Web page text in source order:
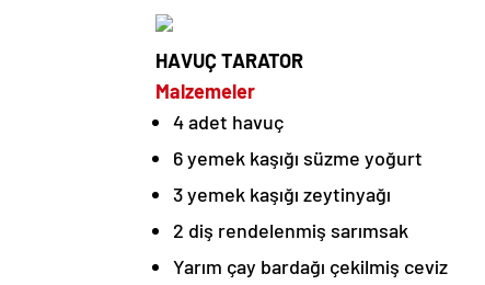
HAVUÇ TARATOR
Malzemeler
4 adet havuç
6 yemek kaşığı süzme yoğurt
3 yemek kaşığı zeytinyağı
2 diş rendelenmiş sarımsak
Yarım çay bardağı çekilmiş ceviz